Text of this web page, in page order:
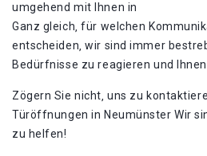
umgehend mit Ihnen in
Ganz gleich‚ für welchen
entscheiden‚ wir sind immer
Bedürfnisse zu reagieren und
Zögern Sie nicht‚ uns zu
Türöffnungen in Neumünster Wir
zu helfen!​